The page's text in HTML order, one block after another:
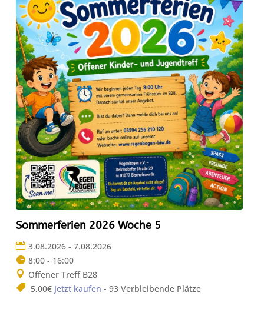
Sommerferien 2026 Woche 5
3.08.2026 - 7.08.2026
8:00 - 16:00
Offener Treff B28
5,00€ Jetzt kaufen - 93 Verbleibende Plätze